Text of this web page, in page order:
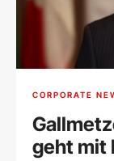
CORPORATE
geht mit